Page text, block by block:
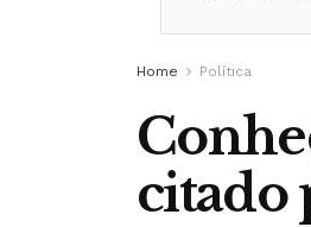
Home Política
citado